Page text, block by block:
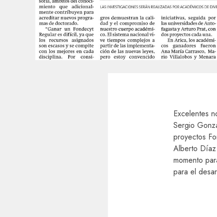
Excelentes
Sergio
proyectos
Alberto Díaz
momento
para el